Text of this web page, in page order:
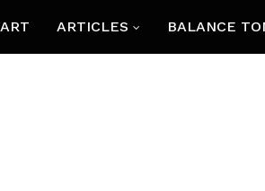
ARTICLES BALANCE